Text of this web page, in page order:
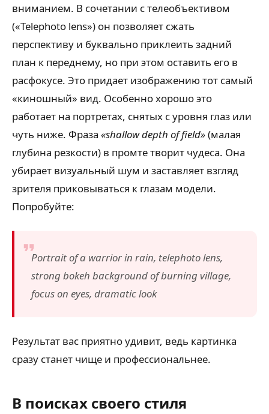
вниманием. В сочетании с телеобъективом
(«Telephoto lens») он позволяет сжать
перспективу и буквально приклеить задний
план к переднему, но при этом оставить его в
расфокусе. Это придает изображению тот самый
«киношный» вид. Особенно хорошо это
работает на портретах, снятых с уровня глаз или
чуть ниже. Фраза «shallow depth of field»(малая
глубина резкости) в промте творит чудеса. Она
убирает визуальный шум и заставляет взгляд
зрителя приковываться к глазам модели.
Попробуйте:
Portrait of a warrior in rain, telephoto lens,
strong bokeh background of burning village,
focus on eyes, dramatic look
Результат вас приятно удивит, ведь картинка
сразу станет чище и профессиональнее.
В поисках своего стиля